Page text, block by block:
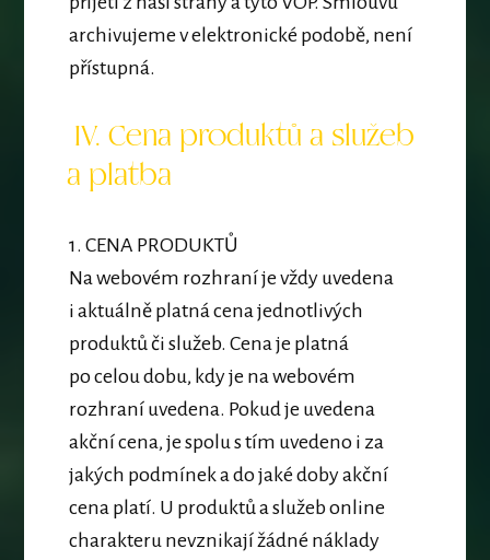
archivujeme v elektronické podobě, není
přístupná.
IV. Cena produktů a služeb
a platba
1. CENA PRODUKTŮ
Na webovém rozhraní je vždy uvedena
i aktuálně platná cena jednotlivých
produktů či služeb. Cena je platná
po celou dobu, kdy je na webovém
rozhraní uvedena. Pokud je uvedena
akční cena, je spolu s tím uvedeno i za
jakých podmínek a do jaké doby akční
cena platí. U produktů a služeb online
charakteru nevznikají žádné náklady